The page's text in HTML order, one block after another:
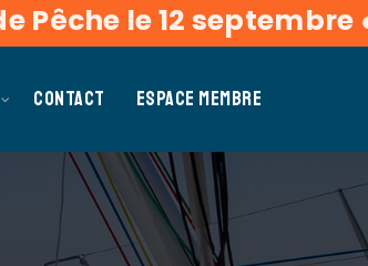
le 12 septembre●
CONTACT ESPACE MEMBRE